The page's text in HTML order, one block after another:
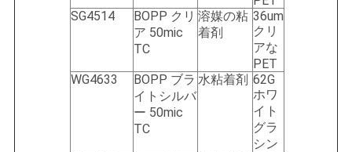
SG4514
BOPP クリ
ア 50mic
TC
溶媒の粘
着剤
36um
クリ
アな
PET
WG4633
BOPP ブラ
イトシルバ
ー 50mic
TC
水粘着剤 62G
ホワ
イト
グラ
シン